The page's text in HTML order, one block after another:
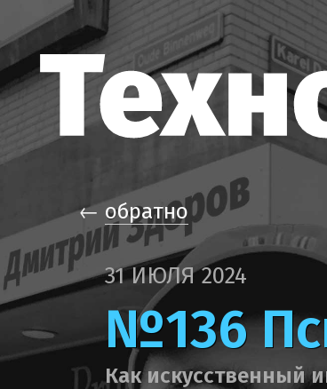
← обратно
31 ИЮЛЯ 2024
№136
Как искусственный